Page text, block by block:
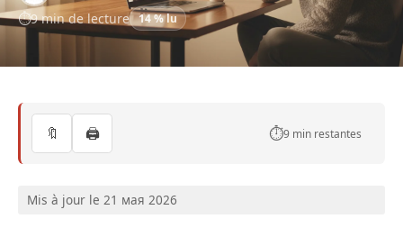
9 min de lecture 14 % lu
🔖 🖨️ ⏱️9 min restantes
Mis à jour le 21 мая 2026